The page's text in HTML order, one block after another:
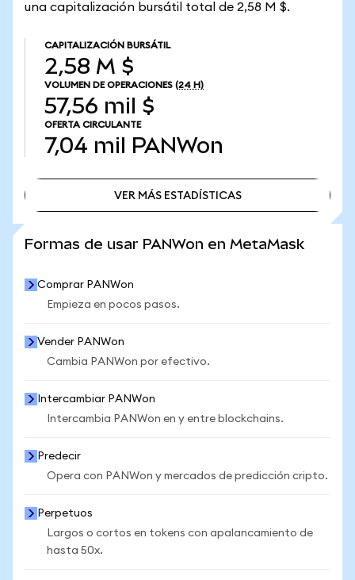
una capitalización bursátil total de 2,58 M $.
CAPITALIZACIÓN BURSÁTIL
2,58 M $
VOLUMEN DE OPERACIONES (24 H)
57,56 mil $
OFERTA CIRCULANTE
7,04 mil PANWon
VER MÁS ESTADÍSTICAS
Formas de usar PANWon en MetaMask
Comprar PANWon
Empieza en pocos pasos.
Vender PANWon
Cambia PANWon por efectivo.
Intercambiar PANWon
Intercambia PANWon en y entre blockchains.
Predecir
Opera con PANWon y mercados de predicción cripto.
Perpetuos
Largos o cortos en tokens con apalancamiento de
hasta 50x.